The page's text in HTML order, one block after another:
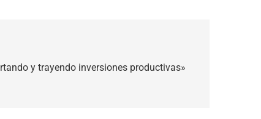
y trayendo inversiones productivas»